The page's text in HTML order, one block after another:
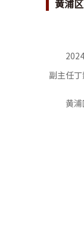
黄浦
副主任丁
黄浦